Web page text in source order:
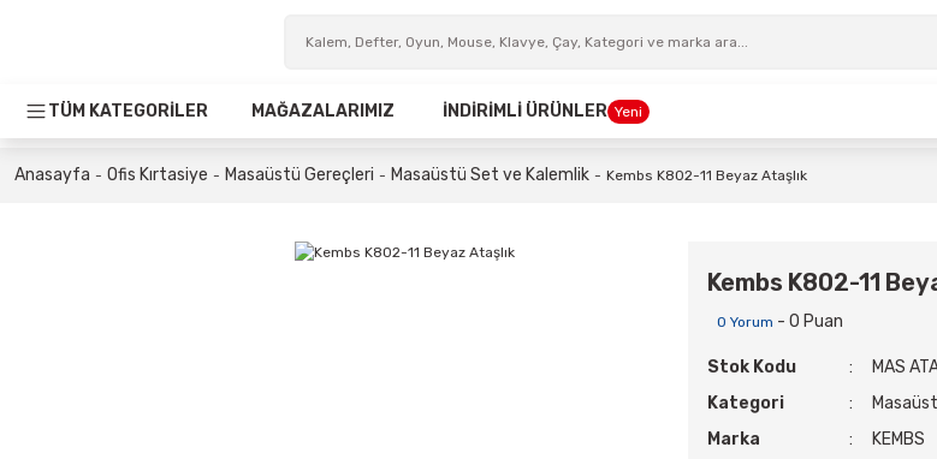
TÜM KATEGORİLER MAĞAZALARIMIZ İNDİRİMLİ ÜRÜNLER Yeni
Anasayfa Ofis Kırtasiye Masaüstü Gereçleri Masaüstü Set ve Kalemlik Kembs K802-11 Beyaz Ataşlık
Kembs K802-11
0 Yorum - 0 Puan
Stok Kodu
MAS
Kategori
Marka
KEMBS